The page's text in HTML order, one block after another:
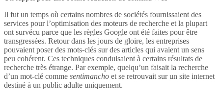
Il fut un temps où certains nombres de sociétés fournissaient des
services pour l’optimisation des moteurs de recherche et la plupart
ont survécu parce que les règles Google ont été faites pour être
transgressées. Retour dans les jours de gloire, les entreprises
pouvaient poser des mots-clés sur des articles qui avaient un sens
peu cohérent. Ces techniques conduisaient à certains résultats de
recherche très étrange. Par exemple, quelqu’un faisait la recherche
d’un mot-clé comme sentimancho et se retrouvait sur un site internet
destiné à un public adulte uniquement.